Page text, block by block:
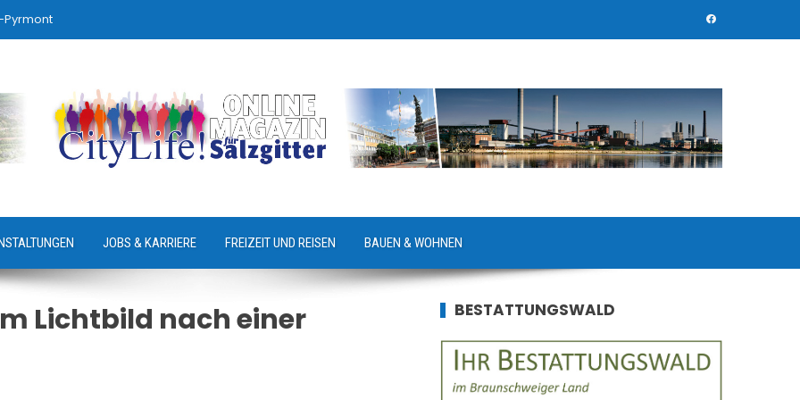
Pyrmont
JOBS & KARRIERE FREIZEIT UND REISEN BAUEN & WOHNEN
Lichtbild nach einer
BESTATTUNGSWALD